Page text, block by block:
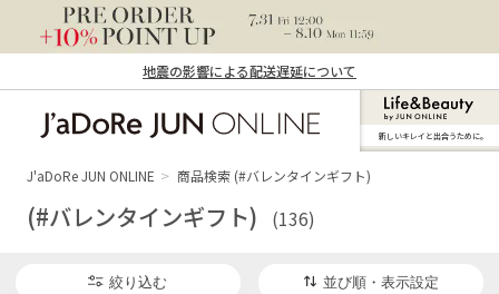
地震の影響による配送遅延について
ン オンライン）
新しいキレイと出合うために。
J'aDoRe JUN ONLINE 商品検索 (#バレンタインギフト)
(#バレンタインギフト) (136)
絞り込む 並び順・表示設定